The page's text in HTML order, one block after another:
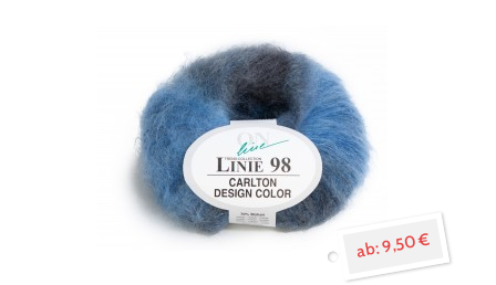
9,50 €